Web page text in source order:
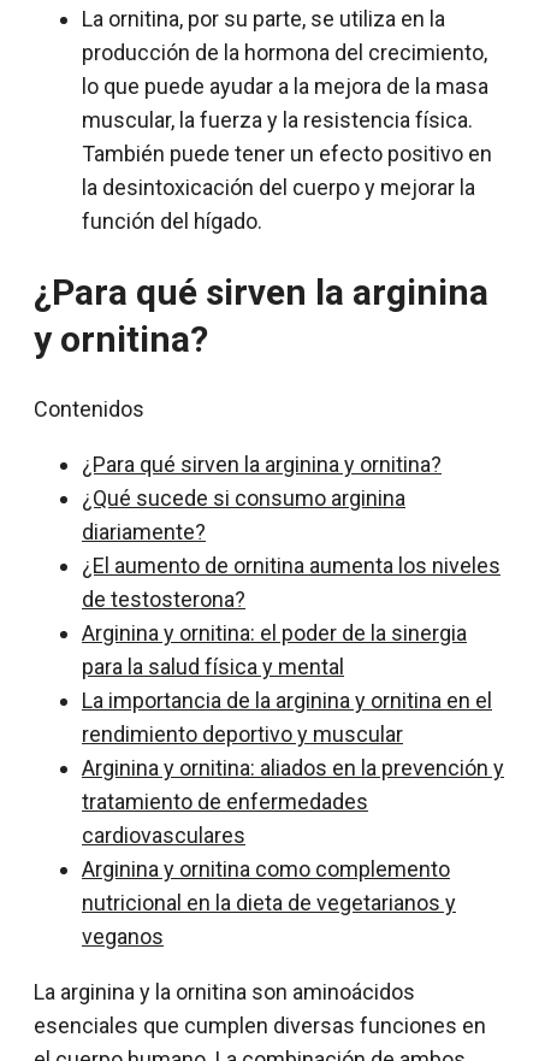
La ornitina, por su parte, se utiliza en la
producción de la hormona del crecimiento,
lo que puede ayudar a la mejora de la masa
muscular, la fuerza y la resistencia física.
También puede tener un efecto positivo en
la desintoxicación del cuerpo y mejorar la
función del hígado.
¿Para qué sirven la arginina
y ornitina?
Contenidos
¿Para qué sirven la arginina y ornitina?
¿Qué sucede si consumo arginina
diariamente?
¿El aumento de ornitina aumenta los niveles
de testosterona?
Arginina y ornitina: el poder de la sinergia
para la salud física y mental
La importancia de la arginina y ornitina en el
rendimiento deportivo y muscular
Arginina y ornitina: aliados en la prevención y
tratamiento de enfermedades
cardiovasculares
Arginina y ornitina como complemento
nutricional en la dieta de vegetarianos y
veganos
La arginina y la ornitina son aminoácidos
esenciales que cumplen diversas funciones en